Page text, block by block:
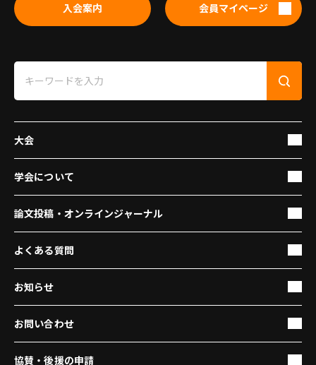
入会案内 会員マイページ
大会
学会について
論文投稿・オンラインジャーナル
よくある質問
お知らせ
お問い合わせ
協賛・後援の申請